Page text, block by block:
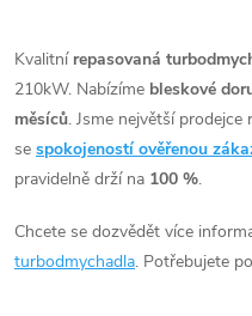
ů
ů
210kW
v
l
á
a
Kvalitní repasovaná
210kW. Nabízíme bleskové
měsíců. Jsme největší
se spokojeností ověřenou
pravidelně drží na 100 %.
Chcete se dozvědět více
turbodmychadla. Potřebujete